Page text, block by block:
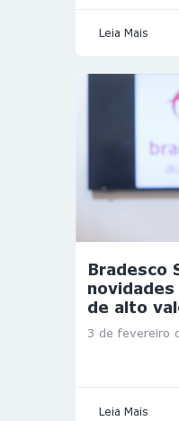
Leia Mais
Bradesco
de alto
3 de fevereiro
Leia Mais